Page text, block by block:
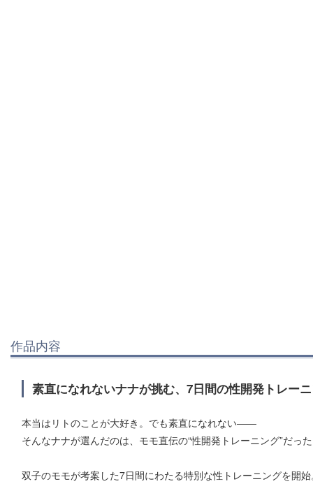
作品内容
素直になれないナナが挑む、7日間の性開発トレー
本当はリトのことが大好き。でも素直になれない――
そんなナナが選んだのは、モモ直伝の“性開発トレーニング”だっ
双子のモモが考案した7日間にわたる特別な性トレーニングを開